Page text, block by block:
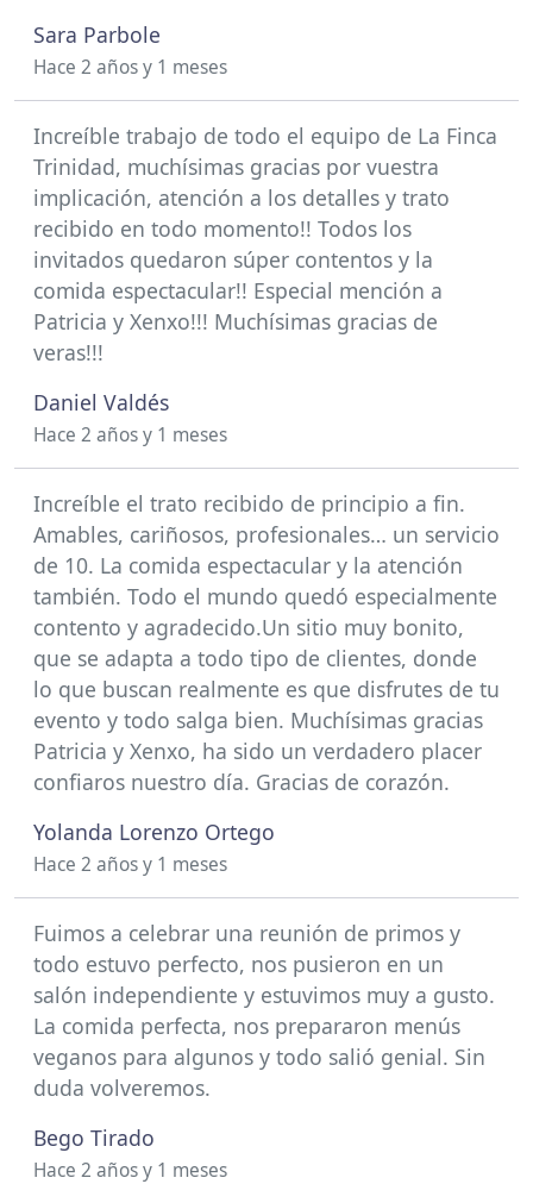
Sara Parbole
Hace 2 años y 1 meses
Increíble trabajo de todo el equipo de La Finca
Trinidad, muchísimas gracias por vuestra
implicación, atención a los detalles y trato
recibido en todo momento!! Todos los
invitados quedaron súper contentos y la
comida espectacular!! Especial mención a
Patricia y Xenxo!!! Muchísimas gracias de
veras!!!
Daniel Valdés
Hace 2 años y 1 meses
Increíble el trato recibido de principio a fin.
Amables, cariñosos, profesionales… un servicio
de 10. La comida espectacular y la atención
también. Todo el mundo quedó especialmente
contento y agradecido.Un sitio muy bonito,
que se adapta a todo tipo de clientes, donde
lo que buscan realmente es que disfrutes de tu
evento y todo salga bien. Muchísimas gracias
Patricia y Xenxo, ha sido un verdadero placer
confiaros nuestro día. Gracias de corazón.
Yolanda Lorenzo Ortego
Hace 2 años y 1 meses
Fuimos a celebrar una reunión de primos y
todo estuvo perfecto, nos pusieron en un
salón independiente y estuvimos muy a gusto.
La comida perfecta, nos prepararon menús
veganos para algunos y todo salió genial. Sin
duda volveremos.
Bego Tirado
Hace 2 años y 1 meses